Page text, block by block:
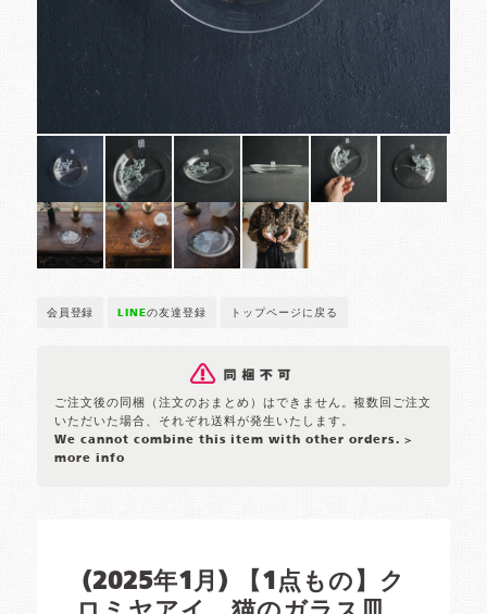
会員登録 LINEの友達登録 トップページに戻る
ご注文後の同梱（注文のおまとめ）はできません。複数回ご注文
いただいた場合、それぞれ送料が発生いたします。
We cannot combine this item with other orders. >
more info
(2025年1月) 【1点もの】ク